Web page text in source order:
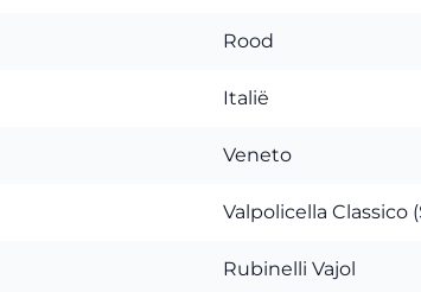
door te laten wanneer de planten het
waardoor de wijnstokken in perfecte
volledige expressie zijn, zowel in hun
ze de wijnkelder bereiken; het zijn
Rood
Italië
Veneto
Valpolicella Classico
Rubinelli Vajol